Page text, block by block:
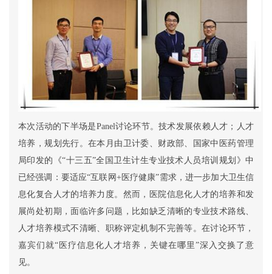
本次活动的下半场是Panel讨论环节。技术发展依赖人才；人才
培养，规划先行。在本月由卫计委、财政部、国家中医药管理
局印发的《“十三五”全国卫生计生专业技术人员培训规划》中
已经强调：要适应“互联网+医疗健康”需求，进一步加大卫生信
息化复合人才的培养力度。然而，医院信息化人才的培养和发
展尚处初期，面临许多问题，比如缺乏清晰的专业技术路线、
人才培养模式不清晰、职称评定机制不完善等。在讨论环节，
嘉宾们就“医疗信息化人才培养，关键在哪里”深入交换了意
见。